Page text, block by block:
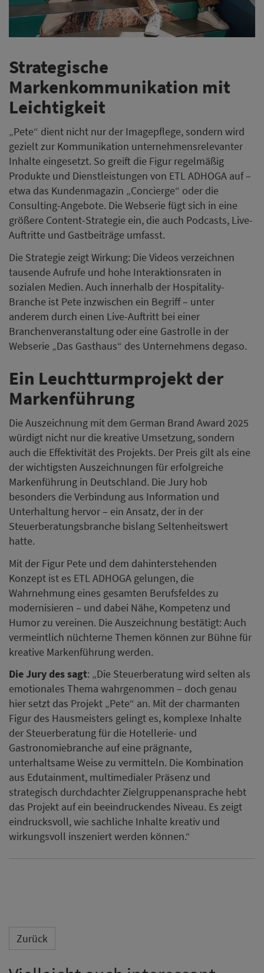
Strategische
Markenkommunikation mit
Leichtigkeit
„Pete“ dient nicht nur der Imagepflege, sondern wird
gezielt zur Kommunikation unternehmensrelevanter
Inhalte eingesetzt. So greift die Figur regelmäßig
Produkte und Dienstleistungen von ETL ADHOGA auf –
etwa das Kundenmagazin „Concierge“ oder die
Consulting-Angebote. Die Webserie fügt sich in eine
größere Content-Strategie ein, die auch Podcasts, Live-
Auftritte und Gastbeiträge umfasst.
Die Strategie zeigt Wirkung: Die Videos verzeichnen
tausende Aufrufe und hohe Interaktionsraten in
sozialen Medien. Auch innerhalb der Hospitality-
Branche ist Pete inzwischen ein Begriff – unter
anderem durch einen Live-Auftritt bei einer
Branchenveranstaltung oder eine Gastrolle in der
Webserie „Das Gasthaus“ des Unternehmens degaso.
Ein Leuchtturmprojekt der
Markenführung
Die Auszeichnung mit dem German Brand Award 2025
würdigt nicht nur die kreative Umsetzung, sondern
auch die Effektivität des Projekts. Der Preis gilt als eine
der wichtigsten Auszeichnungen für erfolgreiche
Markenführung in Deutschland. Die Jury hob
besonders die Verbindung aus Information und
Unterhaltung hervor – ein Ansatz, der in der
Steuerberatungsbranche bislang Seltenheitswert
hatte.
Mit der Figur Pete und dem dahinterstehenden
Konzept ist es ETL ADHOGA gelungen, die
Wahrnehmung eines gesamten Berufsfeldes zu
modernisieren – und dabei Nähe, Kompetenz und
Humor zu vereinen. Die Auszeichnung bestätigt: Auch
vermeintlich nüchterne Themen können zur Bühne für
kreative Markenführung werden.
Die Jury des sagt: „Die Steuerberatung wird selten als
emotionales Thema wahrgenommen – doch genau
hier setzt das Projekt „Pete“ an. Mit der charmanten
Figur des Hausmeisters gelingt es, komplexe Inhalte
der Steuerberatung für die Hotellerie- und
Gastronomiebranche auf eine prägnante,
unterhaltsame Weise zu vermitteln. Die Kombination
aus Edutainment, multimedialer Präsenz und
strategisch durchdachter Zielgruppenansprache hebt
das Projekt auf ein beeindruckendes Niveau. Es zeigt
eindrucksvoll, wie sachliche Inhalte kreativ und
wirkungsvoll inszeniert werden können.“
Zurück